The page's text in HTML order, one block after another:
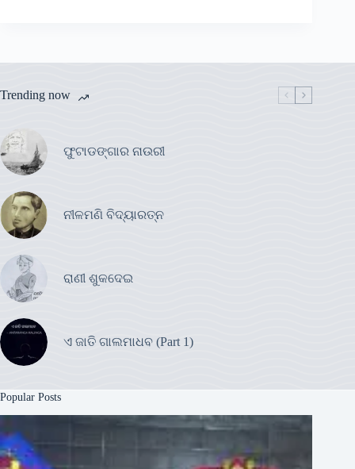
Trending now
ଫୁଟାଡଙ୍ଗାର ନାଉରୀ
ନୀଳମଣି ବିଦ୍ୟାରତ୍ନ
ରାଣୀ ଶୁକଦେଇ
ଏ ଜାତି ଗାଲମାଧବ (Part 1)
Popular Posts